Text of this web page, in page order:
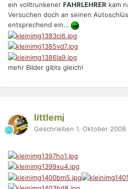
ein volltrunkener FAHRLEHRER kam
Versuchen doch an seinen
entsprechend ein…
mehr Bilder gibts gleich!
littlemj
Geschrieben 1. Oktober 2008